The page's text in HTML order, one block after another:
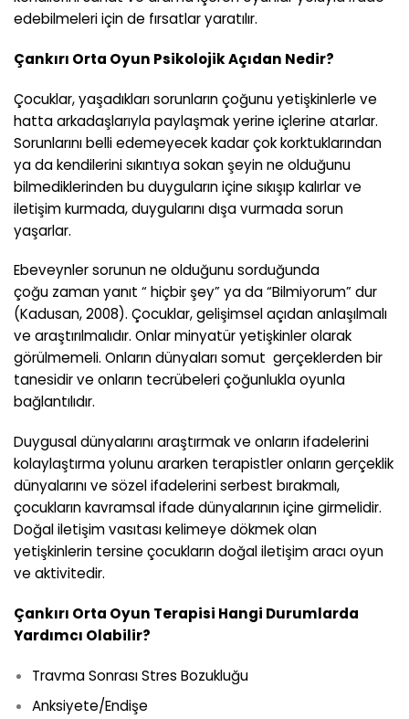
edebilmeleri için de fırsatlar yaratılır.
Çankırı Orta Oyun Psikolojik Açıdan Nedir?
Çocuklar, yaşadıkları sorunların çoğunu yetişkinlerle ve
hatta arkadaşlarıyla paylaşmak yerine içlerine atarlar.
Sorunlarını belli edemeyecek kadar çok korktuklarından
ya da kendilerini sıkıntıya sokan şeyin ne olduğunu
bilmediklerinden bu duyguların içine sıkışıp kalırlar ve
iletişim kurmada, duygularını dışa vurmada sorun
yaşarlar.
Ebeveynler sorunun ne olduğunu sorduğunda
çoğu zaman yanıt “ hiçbir şey” ya da “Bilmiyorum” dur
(Kadusan, 2008). Çocuklar, gelişimsel açıdan anlaşılmalı
ve araştırılmalıdır. Onlar minyatür yetişkinler olarak
görülmemeli. Onların dünyaları somut gerçeklerden bir
tanesidir ve onların tecrübeleri çoğunlukla oyunla
bağlantılıdır.
Duygusal dünyalarını araştırmak ve onların ifadelerini
kolaylaştırma yolunu ararken terapistler onların gerçeklik
dünyalarını ve sözel ifadelerini serbest bırakmalı,
çocukların kavramsal ifade dünyalarının içine girmelidir.
Doğal iletişim vasıtası kelimeye dökmek olan
yetişkinlerin tersine çocukların doğal iletişim aracı oyun
ve aktivitedir.
Çankırı Orta Oyun Terapisi Hangi Durumlarda
Yardımcı Olabilir?
Travma Sonrası Stres Bozukluğu
Anksiyete/Endişe